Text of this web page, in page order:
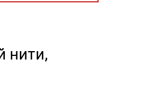
нити,